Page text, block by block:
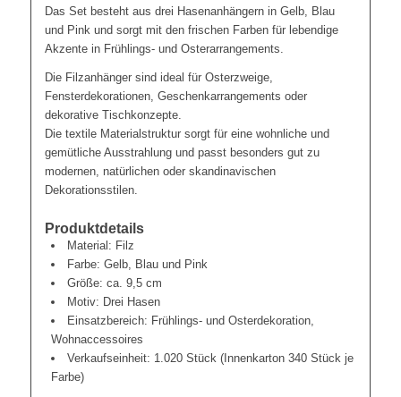
Das Set besteht aus drei Hasenanhängern in Gelb, Blau
und Pink und sorgt mit den frischen Farben für lebendige
Akzente in Frühlings- und Osterarrangements.
Die Filzanhänger sind ideal für Osterzweige,
Fensterdekorationen, Geschenkarrangements oder
dekorative Tischkonzepte.
Die textile Materialstruktur sorgt für eine wohnliche und
gemütliche Ausstrahlung und passt besonders gut zu
modernen, natürlichen oder skandinavischen
Dekorationsstilen.
Produktdetails
Material: Filz
Farbe: Gelb, Blau und Pink
Größe: ca. 9,5 cm
Motiv: Drei Hasen
Einsatzbereich: Frühlings- und Osterdekoration,
Wohnaccessoires
Verkaufseinheit: 1.020 Stück (Innenkarton 340 Stück je
Farbe)